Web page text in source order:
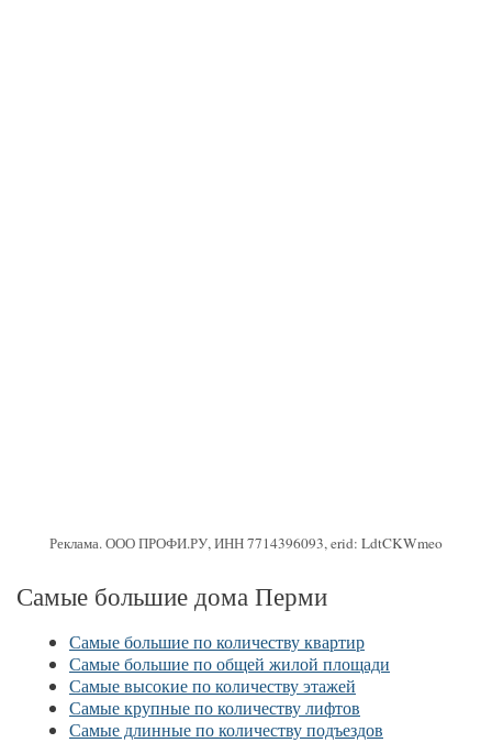
Реклама. ООО ПРОФИ.РУ, ИНН 7714396093, erid: LdtCKWmeo
Самые большие дома Перми
Самые большие по количеству квартир
Самые большие по общей жилой площади
Самые высокие по количеству этажей
Самые крупные по количеству лифтов
Самые длинные по количеству подъездов